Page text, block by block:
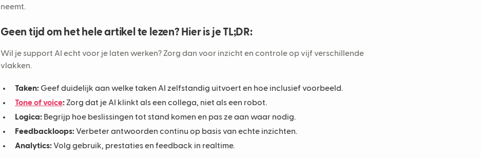
neemt.
Geen tijd om het hele artikel te lezen? Hier is je TL;DR:
Wil je support AI echt voor je laten werken? Zorg dan voor inzicht en controle op vijf verschillende
vlakken.
Taken: Geef duidelijk aan welke taken AI zelfstandig uitvoert en hoe inclusief voorbeeld.
Tone of voice: Zorg dat je AI klinkt als een collega, niet als een robot.
Logica: Begrijp hoe beslissingen tot stand komen en pas ze aan waar nodig.
Feedbackloops: Verbeter antwoorden continu op basis van echte inzichten.
Analytics: Volg gebruik, prestaties en feedback in realtime.